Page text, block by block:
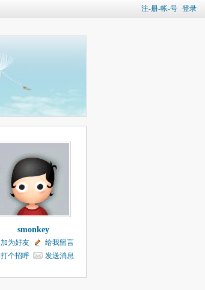
注-册-帐-号 登录
smonkey
加为好友
给我留言
打个招呼
发送消息